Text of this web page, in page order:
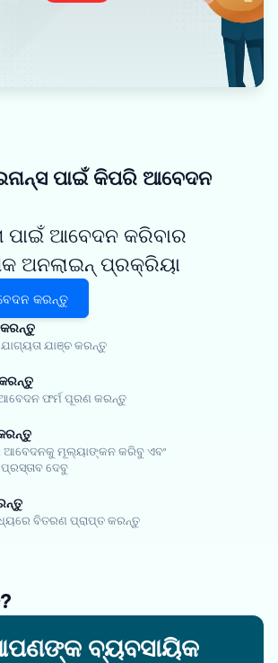
ପାଇଁ କିପରି ଆବେଦନ
ପାଇଁ ଆବେଦନ କରିବାର
ଅନଲାଇନ୍ ପ୍ରକ୍ରିୟା
କରନ୍ତୁ
ଯାଞ୍ଚ କରନ୍ତୁ
ଫର୍ମ ପୂରଣ କରନ୍ତୁ
ମୂଲ୍ୟାଙ୍କନ କରିବୁ ଏବଂ
ଦେବୁ
ବିତରଣ ପ୍ରାପ୍ତ କରନ୍ତୁ
ବ୍ୟବସାୟିକ